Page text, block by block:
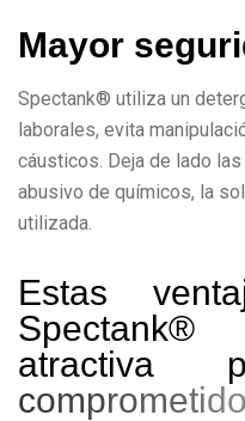
Mayor seguri
Spectank® utiliza un
laborales, evita
cáusticos. Deja de lado
abusivo de químicos, la
utilizada.
Estas venta
Spectank®
atractiva p
comprometido